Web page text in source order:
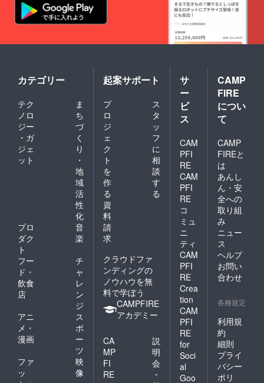
カテゴリー
テク
ノロ
ジー
・ガ
ジェ
ット
ま
ち
づ
く
り
・
地
域
活
性
化
プロ
ダク
ト
音
楽
フー
ド・
飲食
店
チ
ャ
レ
ン
ジ
アニ
メ・
漫画
ス
ポ
ー
ツ
ファ
ッ
映
像
起案サポート
プ
ロ
ジ
ェ
ク
ト
を
作
る
ス
タ
ッ
フ
に
相
談
す
る
資
料
請
求
クラウドファ
ンディングの
ノウハウを無
料で学ぼう
CAMPFIRE
アカデミー
CA
MP
FI
RE
説
明
会
・
サ
ー
ビ
ス
CAM
PFI
RE
CAM
PFI
RE
コ
ミュ
ニ
ティ
CAM
PFI
RE
Crea
tion
CAM
PFI
RE
for
Soci
al
Goo
CAMP
FIRE
につい
て
CAMP
FIREと
は
あんし
ん・安
全への
取り組
み
ニュー
ス
ヘルプ
お問い
合わせ
各種規定
利用規
約
細則
プライ
バシー
ポリ